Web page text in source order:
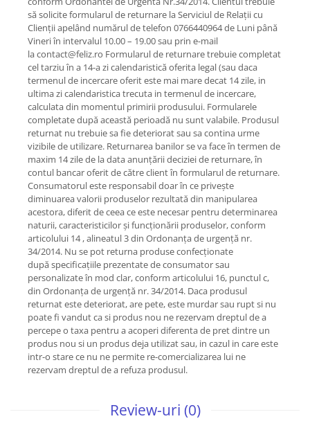
să solicite formularul de returnare la Serviciul de Relații cu
Clienții apelând numărul de telefon 0766440964 de Luni până
Vineri în intervalul 10.00 – 19.00 sau prin e-mail
la contact@feliz.ro Formularul de returnare trebuie completat
cel tarziu în a 14-a zi calendaristică oferita legal (sau daca
termenul de incercare oferit este mai mare decat 14 zile, in
ultima zi calendaristica trecuta in termenul de incercare,
calculata din momentul primirii produsului. Formularele
completate după această perioadă nu sunt valabile. Produsul
returnat nu trebuie sa fie deteriorat sau sa contina urme
vizibile de utilizare. Returnarea banilor se va face în termen de
maxim 14 zile de la data anunțării deciziei de returnare, în
contul bancar oferit de către client în formularul de returnare.
Consumatorul este responsabil doar în ce privește
diminuarea valorii produselor rezultată din manipularea
acestora, diferit de ceea ce este necesar pentru determinarea
naturii, caracteristicilor și funcționării produselor, conform
articolului 14 , alineatul 3 din Ordonanța de urgență nr.
34/2014. Nu se pot returna produse confecționate
după specificațiile prezentate de consumator sau
personalizate în mod clar, conform articolului 16, punctul c,
din Ordonanța de urgență nr. 34/2014. Daca produsul
returnat este deteriorat, are pete, este murdar sau rupt si nu
poate fi vandut ca si produs nou ne rezervam dreptul de a
percepe o taxa pentru a acoperi diferenta de pret dintre un
produs nou si un produs deja utilizat sau, in cazul in care este
intr-o stare ce nu ne permite re-comercializarea lui ne
rezervam dreptul de a refuza produsul.
Review-uri (0)